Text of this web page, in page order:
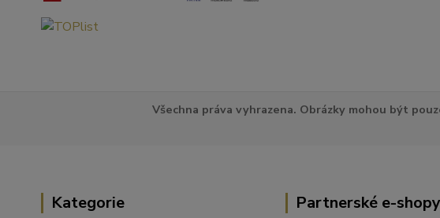
Všechna práva vyhrazena. Obrázky mohou být
Kategorie Partnerské e-shopy